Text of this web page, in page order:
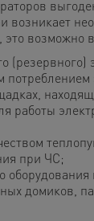
возникает
это возможно
(резервного)
потреблением
работы
при ЧС;
домиков,